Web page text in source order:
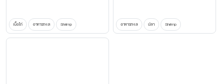
เนื้อไก่ อาหารทะเล Shrimp อาหารทะเล ปลา Shrimp